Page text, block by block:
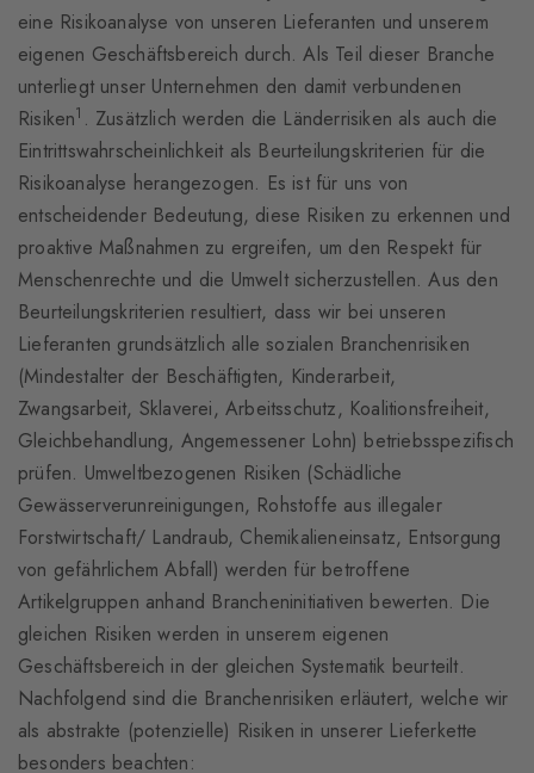
eine Risikoanalyse von unseren Lieferanten und unserem
eigenen Geschäftsbereich durch. Als Teil dieser Branche
unterliegt unser Unternehmen den damit verbundenen
Risiken1 . Zusätzlich werden die Länderrisiken als auch die
Eintrittswahrscheinlichkeit als Beurteilungskriterien für die
Risikoanalyse herangezogen. Es ist für uns von
entscheidender Bedeutung, diese Risiken zu erkennen und
proaktive Maßnahmen zu ergreifen, um den Respekt für
Menschenrechte und die Umwelt sicherzustellen. Aus den
Beurteilungskriterien resultiert, dass wir bei unseren
Lieferanten grundsätzlich alle sozialen Branchenrisiken
(Mindestalter der Beschäftigten, Kinderarbeit,
Zwangsarbeit, Sklaverei, Arbeitsschutz, Koalitionsfreiheit,
Gleichbehandlung, Angemessener Lohn) betriebsspezifisch
prüfen. Umweltbezogenen Risiken (Schädliche
Gewässerverunreinigungen, Rohstoffe aus illegaler
Forstwirtschaft/ Landraub, Chemikalieneinsatz, Entsorgung
von gefährlichem Abfall) werden für betroffene
Artikelgruppen anhand Brancheninitiativen bewerten. Die
gleichen Risiken werden in unserem eigenen
Geschäftsbereich in der gleichen Systematik beurteilt.
Nachfolgend sind die Branchenrisiken erläutert, welche wir
als abstrakte (potenzielle) Risiken in unserer Lieferkette
besonders beachten: